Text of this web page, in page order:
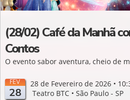
(28/02) Café da Manhã
Contos
O evento sabor aventura, cheio de
FEV
28
28 de Fevereiro de 2026 •
Teatro BTC • São Paulo - SP